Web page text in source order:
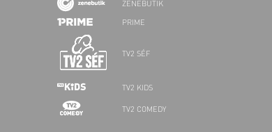
ZENEBUTIK
PRIME
TV2 SÉF
TV2 KIDS
TV2 COMEDY